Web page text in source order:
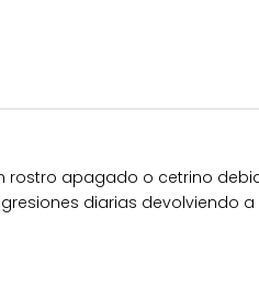
rostro apagado o cetrino
diarias devolviendo